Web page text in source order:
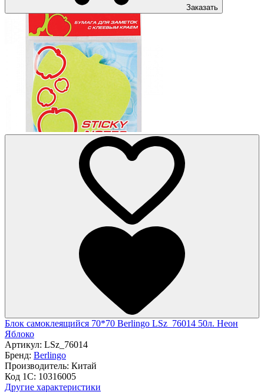
Заказать
Блок самоклеящийся 70*70 Berlingo LSz_76014 50л. Неон
Яблоко
Артикул: LSz_76014
Бренд: Berlingo
Производитель: Китай
Код 1С: 10316005
Другие характеристики